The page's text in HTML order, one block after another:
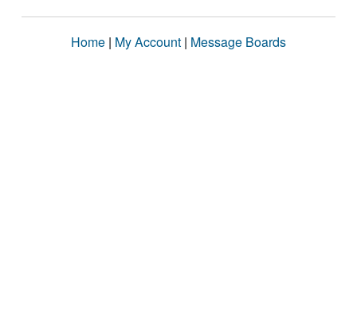
Home | My Account | Message Boards